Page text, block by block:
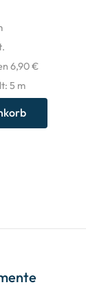
6,90 €
5 m